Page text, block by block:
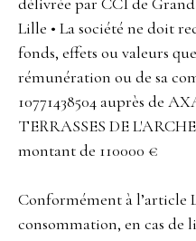
Lille • La société ne doit
fonds, effets ou valeurs
rémunération ou de sa
10771438504 auprès de
TERRASSES DE
montant de 110000 €
Conformément à l’article
consommation, en cas de